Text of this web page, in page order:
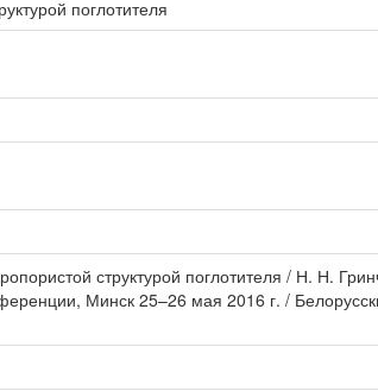
поглотителя
структурой поглотителя / Н. Н.
Минск 25–26 мая 2016 г. /